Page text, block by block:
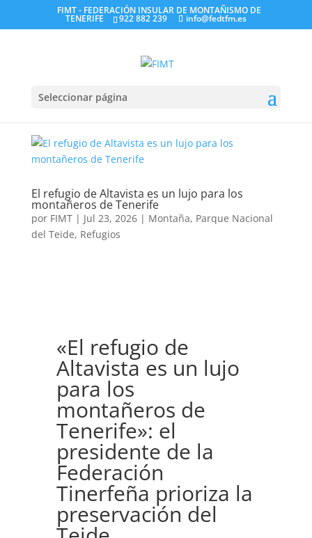
FIMT - FEDERACIÓN INSULAR DE MONTAÑISMO DE
TENERIFE 922 882 239 info@fedtfm.es
Seleccionar página
El refugio de Altavista es un lujo para los
montañeros de Tenerife
por FIMT| Jul 23, 2026| Montaña, Parque Nacional
del Teide, Refugios
«El refugio de
Altavista es un lujo
para los
montañeros de
Tenerife»: el
presidente de la
Federación
Tinerfeña prioriza la
preservación del